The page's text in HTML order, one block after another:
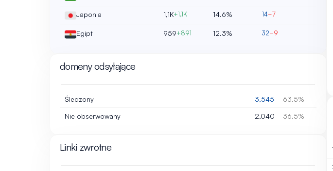
Japonia 1,1K+1,1K 14.6% 14−7
Egipt 959+891 12.3% 32−9
domeny odsyłające
Śledzony 3,545 63.5%
Nie obserwowany 2,040 36.5%
Linki zwrotne